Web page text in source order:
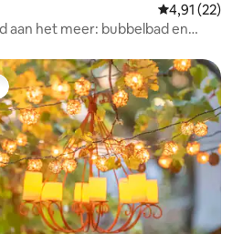
Gemiddelde
4,91 (22)
aan het meer: bubbelbad en